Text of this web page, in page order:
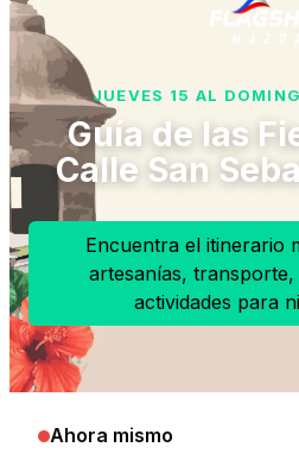
JUEVES 15 AL
Guía de las
Calle San
Encuentra el itinerario
artesanías,
actividades para
Ahora mismo